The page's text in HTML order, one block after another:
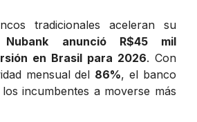
tradicionales aceleran su
Nubank anunció R$45 mil
en Brasil para 2026. Con
mensual del 86%, el banco
incumbentes a moverse más